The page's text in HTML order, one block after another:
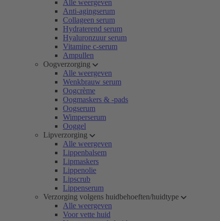
Alle weergeven
Anti-agingserum
Collageen serum
Hydraterend serum
Hyaluronzuur serum
Vitamine c-serum
Ampullen
Oogverzorging
Alle weergeven
Wenkbrauw serum
Oogcrème
Oogmaskers & -pads
Oogserum
Wimperserum
Ooggel
Lipverzorging
Alle weergeven
Lippenbalsem
Lipmaskers
Lippenolie
Lipscrub
Lippenserum
Verzorging volgens huidbehoeften/huidtype
Alle weergeven
Voor vette huid